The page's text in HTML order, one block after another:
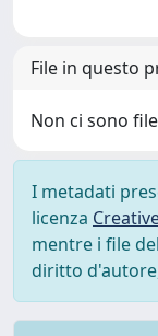
File in questo
Non ci sono
I metadati
licenza
mentre i file
diritto